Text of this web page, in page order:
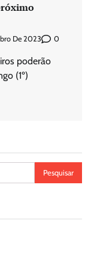
De 2023 0
poderão
(1º)